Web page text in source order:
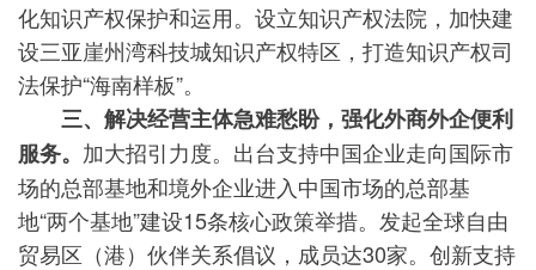
化知识产权保护和运用。设立知识产权法院，加快建
设三亚崖州湾科技城知识产权特区，打造知识产权司
法保护“海南样板”。
三、解决经营主体急难愁盼，强化外商外企便利
服务。 加大招引力度。出台支持中国企业走向国际市
场的总部基地和境外企业进入中国市场的总部基
地“两个基地”建设15条核心政策举措。发起全球自由
贸易区（港）伙伴关系倡议，成员达30家。创新支持